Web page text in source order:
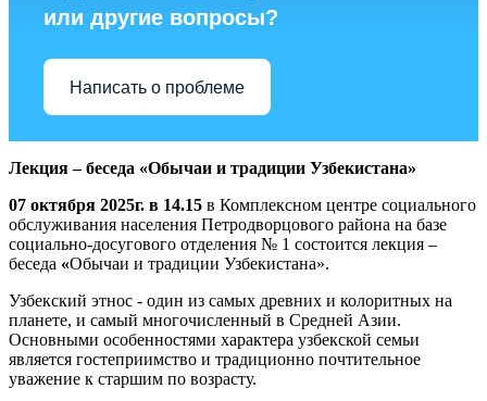
или другие вопросы?
Написать о проблеме
Лекция – беседа «Обычаи и традиции Узбекистана»
07 октября 2025г. в 14.15 в Комплексном центре социального
обслуживания населения Петродворцового района на базе
социально-досугового отделения № 1 состоится лекция –
беседа «Обычаи и традиции Узбекистана».
Узбекский этнос - один из самых древних и колоритных на
планете, и самый многочисленный в Средней Азии.
Основными особенностями характера узбекской семьи
является гостеприимство и традиционно почтительное
уважение к старшим по возрасту.